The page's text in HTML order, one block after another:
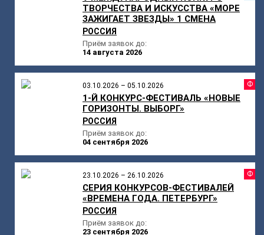
ТВОРЧЕСТВА И ИСКУССТВА «МОРЕ
ЗАЖИГАЕТ ЗВЕЗДЫ» 1 СМЕНА
РОССИЯ
Приём заявок до:
14 августа 2026
03.10.2026 – 05.10.2026
1-Й КОНКУРС-ФЕСТИВАЛЬ «НОВЫЕ
ГОРИЗОНТЫ. ВЫБОРГ»
РОССИЯ
Приём заявок до:
04 сентября 2026
23.10.2026 – 26.10.2026
СЕРИЯ КОНКУРСОВ-ФЕСТИВАЛЕЙ
«ВРЕМЕНА ГОДА. ПЕТЕРБУРГ»
РОССИЯ
Приём заявок до:
23 сентября 2026